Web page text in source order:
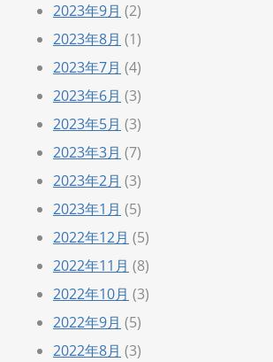
2023年9月 (2)
2023年8月 (1)
2023年7月 (4)
2023年6月 (3)
2023年5月 (3)
2023年3月 (7)
2023年2月 (3)
2023年1月 (5)
2022年12月 (5)
2022年11月 (8)
2022年10月 (3)
2022年9月 (5)
2022年8月 (3)